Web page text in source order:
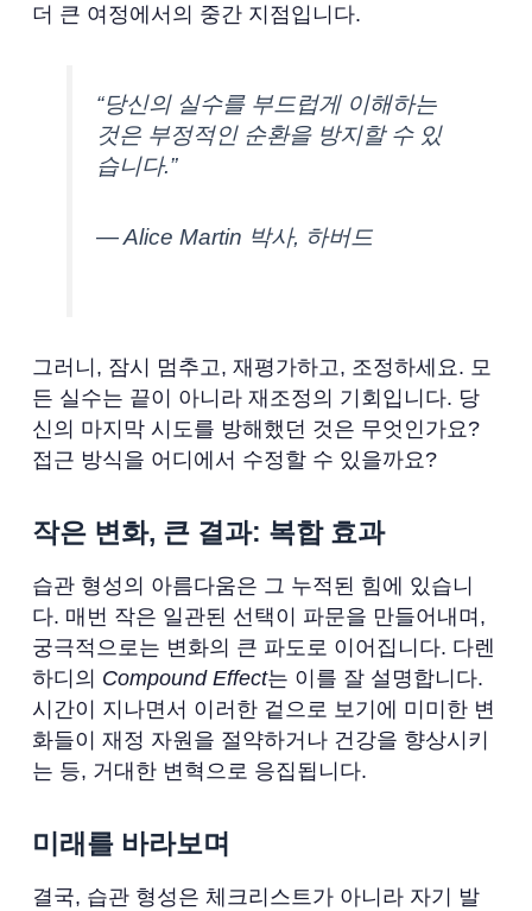
더 큰 여정에서의 중간 지점입니다.
“당신의 실수를 부드럽게 이해하는
것은 부정적인 순환을 방지할 수 있
습니다.”
— Alice Martin 박사, 하버드
그러니, 잠시 멈추고, 재평가하고, 조정하세요. 모
든 실수는 끝이 아니라 재조정의 기회입니다. 당
신의 마지막 시도를 방해했던 것은 무엇인가요?
접근 방식을 어디에서 수정할 수 있을까요?
작은 변화, 큰 결과: 복합 효과
습관 형성의 아름다움은 그 누적된 힘에 있습니
다. 매번 작은 일관된 선택이 파문을 만들어내며,
궁극적으로는 변화의 큰 파도로 이어집니다. 다렌
하디의 Compound Effect는 이를 잘 설명합니다.
시간이 지나면서 이러한 겉으로 보기에 미미한 변
화들이 재정 자원을 절약하거나 건강을 향상시키
는 등, 거대한 변혁으로 응집됩니다.
미래를 바라보며
결국, 습관 형성은 체크리스트가 아니라 자기 발